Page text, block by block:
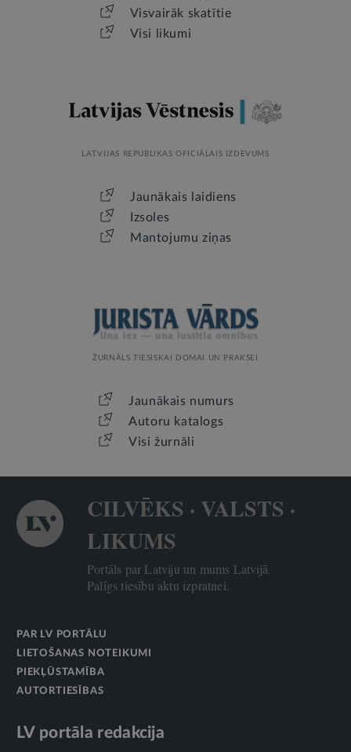
Visvairāk skatītie
Visi likumi
LATVIJAS REPUBLIKAS OFICIĀLAIS IZDEVUMS
Jaunākais laidiens
Izsoles
Mantojumu ziņas
ŽURNĀLS TIESISKAI DOMAI UN PRAKSEI
Jaunākais numurs
Autoru katalogs
Visi žurnāli
CILVĒKS · VALSTS ·
LIKUMS
Portāls par Latviju un mums Latvijā.
Palīgs tiesību aktu izpratnei.
PAR LV PORTĀLU
LIETOŠANAS NOTEIKUMI
PIEKĻŪSTAMĪBA
AUTORTIESĪBAS
LV portāla redakcija